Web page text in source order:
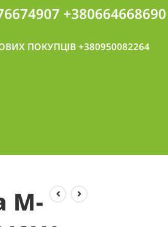
+380664668690
ПОКУПЦІВ +380950082264
M-